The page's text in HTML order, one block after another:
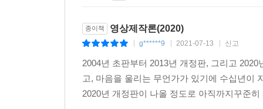
화각 변화를 위한 액세서리
광학필터
카메라 장착 장비
종이책 영상제작론(2020)
g******9 2021-07-13 신고
2004년 초판부터 2013년 개정판, 그리고
고, 마음을 울리는 무언가가 있기에 수십년이
2020년 개정판이 나올 정도로 아직까지꾸준